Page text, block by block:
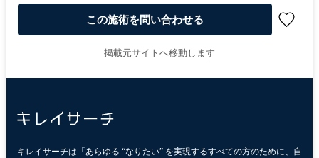
この施術を問い合わせる
掲載元サイトへ移動します
キレイサーチは「あらゆる “なりたい” を実現するすべての方のために、自